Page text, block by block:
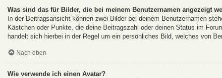
Was sind das für Bilder, die bei meinem Benutzernamen angezeigt
In der Beitragsansicht können zwei Bilder bei deinem Benutzernamen
Kästchen oder Punkte, die deine Beitragszahl oder deinen Status im
handelt sich hierbei in der Regel um ein persönliches Bild, welches von
Nach oben
Wie verwende ich einen Avatar?